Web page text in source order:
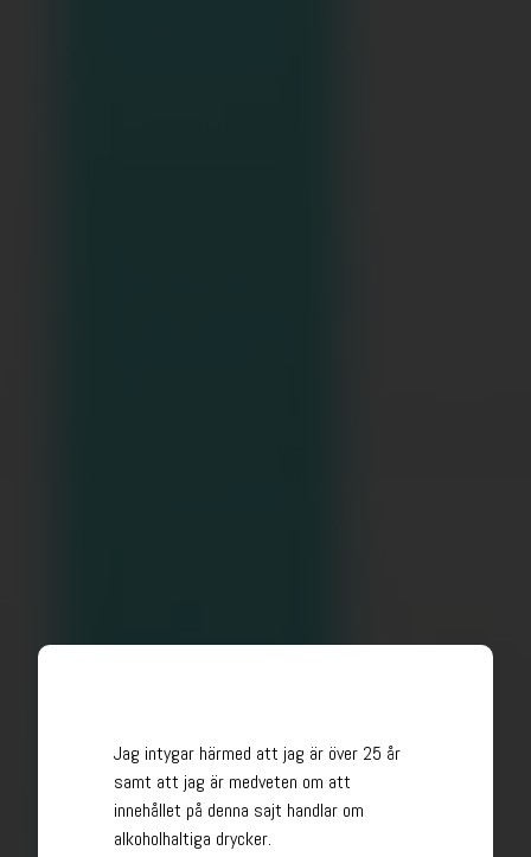
Jag intygar härmed att jag är över 25 år
samt att jag är medveten om att
innehållet på denna sajt handlar om
alkoholhaltiga drycker.